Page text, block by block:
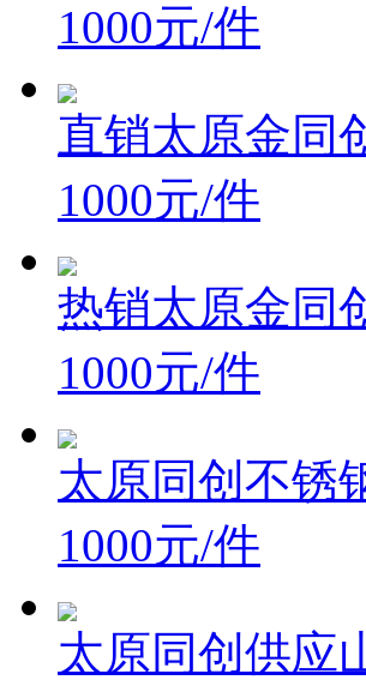
1000元/件
直销太原金同
1000元/件
热销太原金同
1000元/件
太原同创不锈
1000元/件
太原同创供应